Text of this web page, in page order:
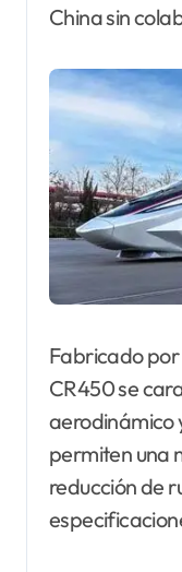
China sin
Fabricado por
CR450 se
aerodinámico
permiten una
reducción de